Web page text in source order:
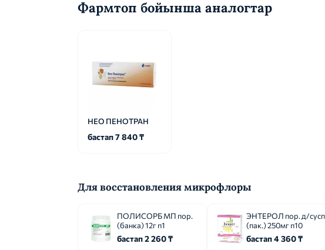
Фармтоп бойынша аналогтар
НЕО ПЕНОТРАН
бастап 7 840 ₸
Для восстановления микрофлоры
ПОЛИСОРБ МП пор.
(банка) 12г n1
бастап 2 260 ₸
ЭНТЕРОЛ пор. д/
(пак.) 250мг n10
бастап 4 360 ₸